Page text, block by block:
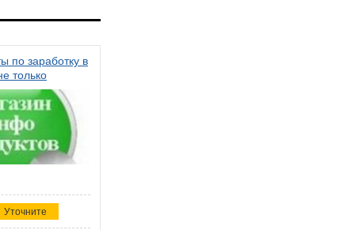
по заработку в
только
Уточните